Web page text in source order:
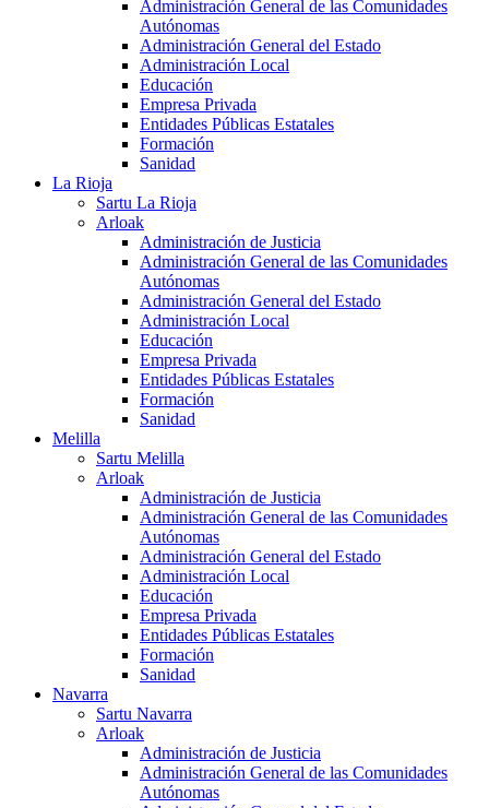
Administración General de las Comunidades
Autónomas
Administración General del Estado
Administración Local
Educación
Empresa Privada
Entidades Públicas Estatales
Formación
Sanidad
La Rioja
Sartu La Rioja
Arloak
Administración de Justicia
Administración General de las Comunidades
Autónomas
Administración General del Estado
Administración Local
Educación
Empresa Privada
Entidades Públicas Estatales
Formación
Sanidad
Melilla
Sartu Melilla
Arloak
Administración de Justicia
Administración General de las Comunidades
Autónomas
Administración General del Estado
Administración Local
Educación
Empresa Privada
Entidades Públicas Estatales
Formación
Sanidad
Navarra
Sartu Navarra
Arloak
Administración de Justicia
Administración General de las Comunidades
Autónomas